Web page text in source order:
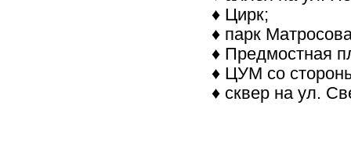
♦ Цирк;
♦ парк
♦ Предмостная
♦ ЦУМ со
♦ сквер на ул.